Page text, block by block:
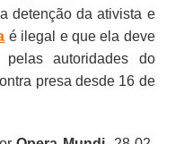
detenção da ativista e
é ilegal e que ela deve
pelas autoridades do
presa desde 16 de